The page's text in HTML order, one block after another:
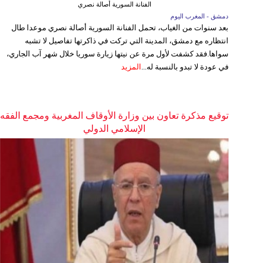
الفنانة السورية أصالة نصري
دمشق - المغرب اليوم
بعد سنوات من الغياب، تحمل الفنانة السورية أصالة نصري موعدا طال
انتظاره مع دمشق، المدينة التي تركت في ذاكرتها تفاصيل لا تشبه
سواها.فقد كشفت لأول مرة عن نيتها زيارة سوريا خلال شهر آب الجاري،
في عودة لا تبدو بالنسبة له... المزيد
توقيع مذكرة تعاون بين وزارة الأوقاف المغربية ومجمع الفقه
الإسلامي الدولي